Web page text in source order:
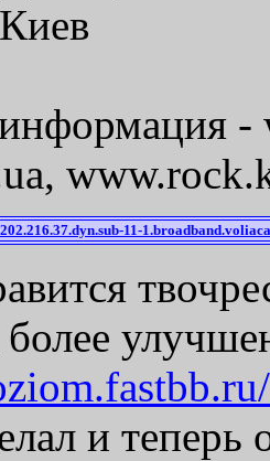
-
11-
более
и теперь